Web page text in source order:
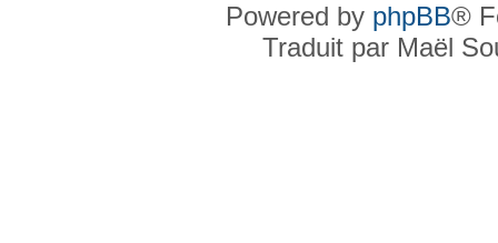
Powered by phpBB®
Traduit par Maël